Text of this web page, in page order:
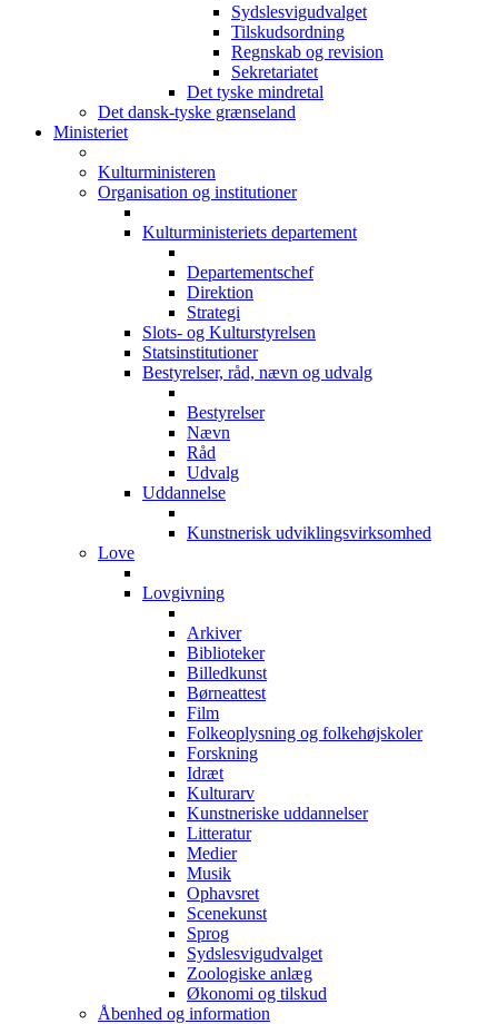
Sydslesvigudvalget
Tilskudsordning
Regnskab og revision
Sekretariatet
Det tyske mindretal
Det dansk-tyske grænseland
Ministeriet
Kulturministeren
Organisation og institutioner
Kulturministeriets departement
Departementschef
Direktion
Strategi
Slots- og Kulturstyrelsen
Statsinstitutioner
Bestyrelser, råd, nævn og udvalg
Bestyrelser
Nævn
Råd
Udvalg
Uddannelse
Kunstnerisk udviklingsvirksomhed
Love
Lovgivning
Arkiver
Biblioteker
Billedkunst
Børneattest
Film
Folkeoplysning og folkehøjskoler
Forskning
Idræt
Kulturarv
Kunstneriske uddannelser
Litteratur
Medier
Musik
Ophavsret
Scenekunst
Sprog
Sydslesvigudvalget
Zoologiske anlæg
Økonomi og tilskud
Åbenhed og information